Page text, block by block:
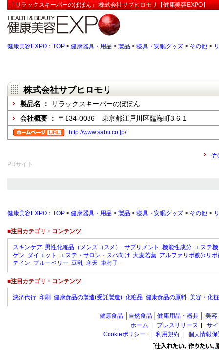
「リラックスキーパーのぽぽん」:株式会社サブヒロモリ【健康美容EXPO】
健康美容EXPO：TOP > 健康器具・用品 > 製品 > 寝具・安眠グッズ > その他 >
株式会社サブヒロモリ
製品名 ：
リラックスキーパーのぽぽん
会社概要 ： 〒134-0086 東京都江戸川区臨海町3-6-1
http://www.sabu.co.jp/
そ
PRサイト
健康美容EXPO：TOP > 健康器具・用品 > 製品 > 寝具・安眠グッズ > その他 >
■注目カテゴリ・コンテンツ
スキンケア 男性化粧品（メンズコスメ） サプリメント 機能性成分 エステ
ゲン ダイエット エステ・サロン・スパ向け 大麦若葉 アルファリポ酸(αリポ
テイン ブルーベリー 豆乳 寒天 車椅子
■注目カテゴリ・コンテンツ
決済代行 印刷 健康食品の製造(受託製造) 化粧品 健康食品の原料 美容・化
健康食品 自然食品 健康用品・器具 美容
ホーム
プレスリリース
サ
Cookieポリシー
利用規約 個人情報